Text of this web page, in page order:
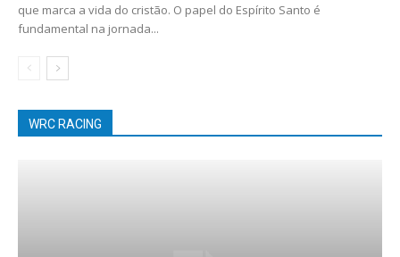
que marca a vida do cristão. O papel do Espírito Santo é
fundamental na jornada...
WRC RACING